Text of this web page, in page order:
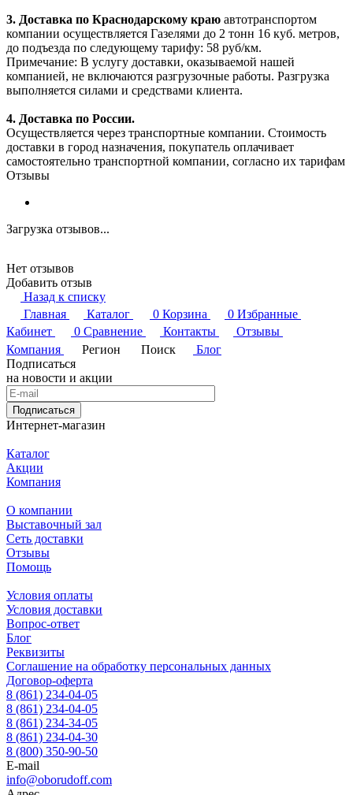
3. Доставка по Краснодарскому краю автотранспортом
компании осуществляется Газелями до 2 тонн 16 куб. метров,
до подъезда по следующему тарифу: 58 руб/км.
Примечание: В услугу доставки, оказываемой нашей
компанией, не включаются разгрузочные работы. Разгрузка
выполняется силами и средствами клиента.
4. Доставка по России.
Осуществляется через транспортные компании. Стоимость
доставки в город назначения, покупатель оплачивает
самостоятельно транспортной компании, согласно их тарифам
Отзывы
Загрузка отзывов...
Нет отзывов
Добавить отзыв
Назад к списку
Главная
Каталог 0 Корзина 0 Избранные
Кабинет
0 Сравнение Контакты
Отзывы
Компания
Регион Поиск
Блог
Подписаться
на новости и акции
Подписаться
Интернет-магазин
Каталог
Акции
Компания
О компании
Выставочный зал
Сеть доставки
Отзывы
Помощь
Условия оплаты
Условия доставки
Вопрос-ответ
Блог
Реквизиты
Соглашение на обработку персональных данных
Договор-оферта
8 (861) 234-04-05
8 (861) 234-04-05
8 (861) 234-34-05
8 (861) 234-04-30
8 (800) 350-90-50
E-mail
info@oborudoff.com